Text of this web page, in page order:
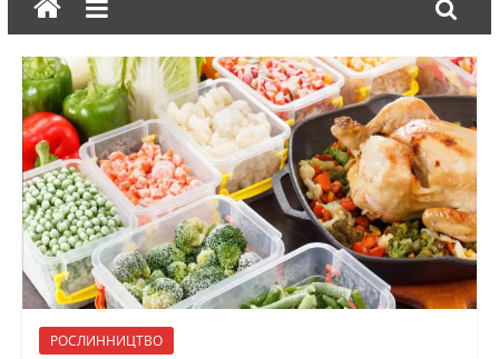
РОСЛИННИЦТВО